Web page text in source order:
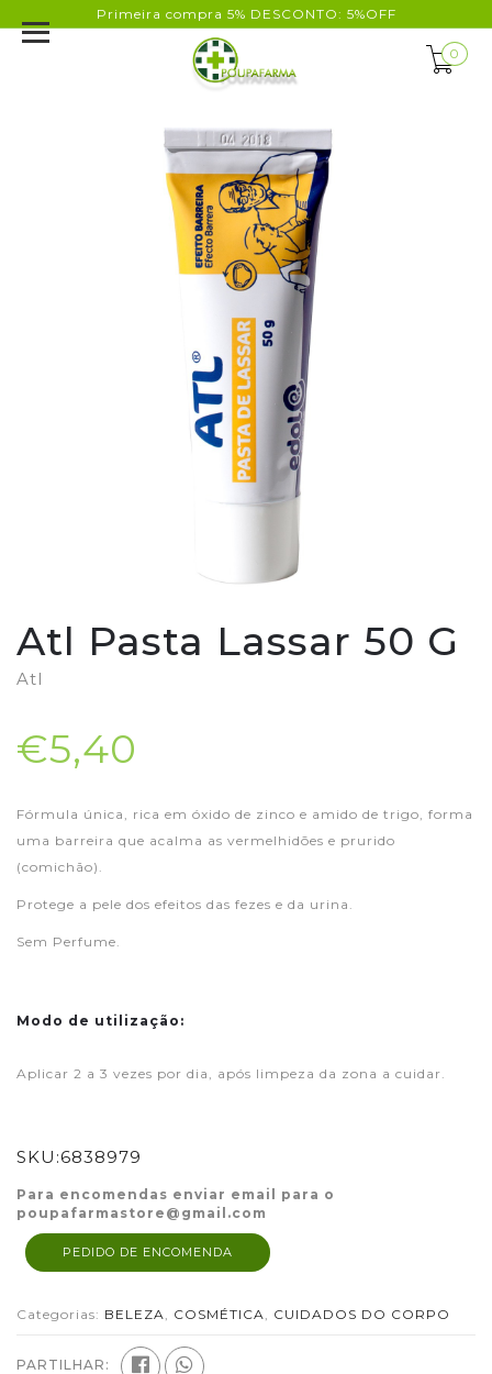
Primeira compra 5% DESCONTO: 5%OFF
0
Atl Pasta Lassar 50 G
Atl
€5,40
Fórmula única, rica em óxido de zinco e amido de trigo, forma
uma barreira que acalma as vermelhidões e prurido
(comichão).
Protege a pele dos efeitos das fezes e da urina.
Sem Perfume.
Modo de utilização:
Aplicar 2 a 3 vezes por dia, após limpeza da zona a cuidar.
SKU:6838979
Para encomendas enviar email para o
poupafarmastore@gmail.com
PEDIDO DE ENCOMENDA
Categorias: BELEZA, COSMÉTICA, CUIDADOS DO CORPO
PARTILHAR: